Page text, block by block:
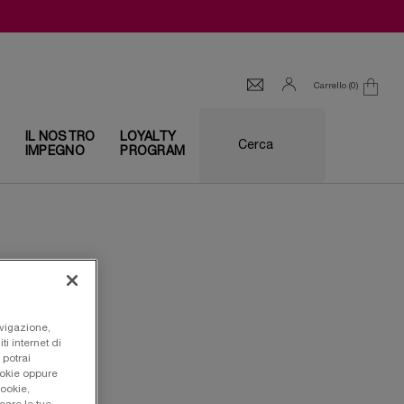
Carrello 0
0 prodotto
IL NOSTRO
IMPEGNO
LOYALTY
PROGRAM
Cerca
internet di
oppure